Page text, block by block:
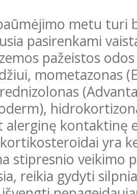
metu turi
pasirenkami
pažeistos
mometazonas
alerginę kontaktinę
yra
stipresnio veikimo
reikia gydyti